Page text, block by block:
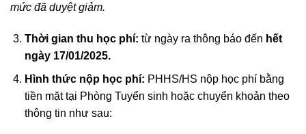
mức đã duyệt giảm.
Thời gian thu học phí: từ ngày ra thông báo đến hết
ngày 17/01/2025.
Hình thức nộp học phí: PHHS/HS nộp học phí bằng
tiền mặt tại Phòng Tuyển sinh hoặc chuyển khoản theo
thông tin như sau: